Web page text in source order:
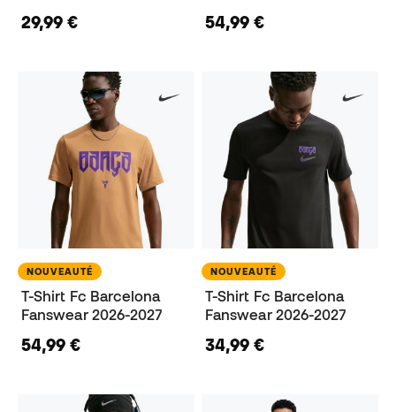
29,99 € 54,99 €
NOUVEAUTÉ
T-Shirt Fc Barcelona
Fanswear 2026-2027
54,99 €
NOUVEAUTÉ
T-Shirt Fc Barcelona
Fanswear 2026-2027
34,99 €